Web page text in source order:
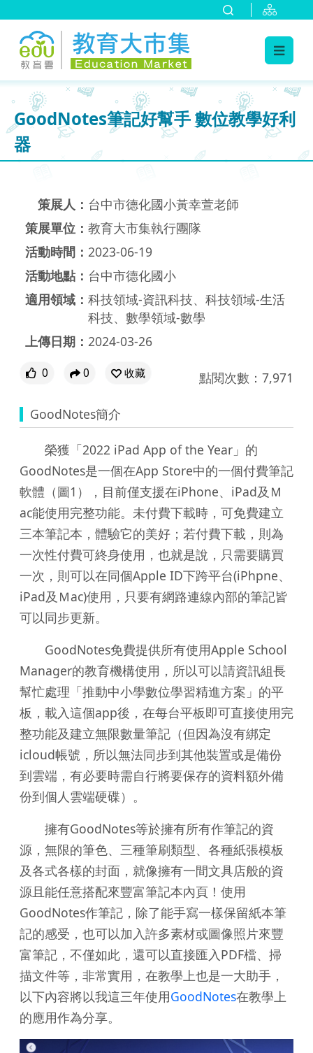
GoodNotes筆記好幫手 數位教學好利
器
策展人： 台中市德化國小黃幸萱老師
策展單位： 教育大市集執行團隊
活動時間： 2023-06-19
活動地點： 台中市德化國小
適用領域： 科技領域-資訊科技、科技領域-生活
科技、數學領域-數學
上傳日期： 2024-03-26
0 0 收藏 點閱次數：7,971
GoodNotes簡介
榮獲「2022 iPad App of the Year」的
GoodNotes是一個在App Store中的一個付費筆記
軟體（圖1），目前僅支援在iPhone、iPad及Ｍ
ac能使用完整功能。未付費下載時，可免費建立
三本筆記本，體驗它的美好；若付費下載，則為
一次性付費可終身使用，也就是說，只需要購買
一次，則可以在同個Apple ID下跨平台(iPhpne、
iPad及Ｍac)使用，只要有網路連線內部的筆記皆
可以同步更新。
GoodNotes免費提供所有使用Apple School
Manager的教育機構使用，所以可以請資訊組長
幫忙處理「推動中小學數位學習精進方案」的平
板，載入這個app後，在每台平板即可直接使用完
整功能及建立無限數量筆記（但因為沒有綁定
icloud帳號，所以無法同步到其他裝置或是備份
到雲端，有必要時需自行將要保存的資料額外備
份到個人雲端硬碟）。
擁有GoodNotes等於擁有所有作筆記的資
源，無限的筆色、三種筆刷類型、各種紙張模板
及各式各樣的封面，就像擁有一間文具店般的資
源且能任意搭配來豐富筆記本內頁！使用
GoodNotes作筆記，除了能手寫一樣保留紙本筆
記的感受，也可以加入許多素材或圖像照片來豐
富筆記，不僅如此，還可以直接匯入PDF檔、掃
描文件等，非常實用，在教學上也是一大助手，
以下內容將以我這三年使用GoodNotes在教學上
的應用作為分享。